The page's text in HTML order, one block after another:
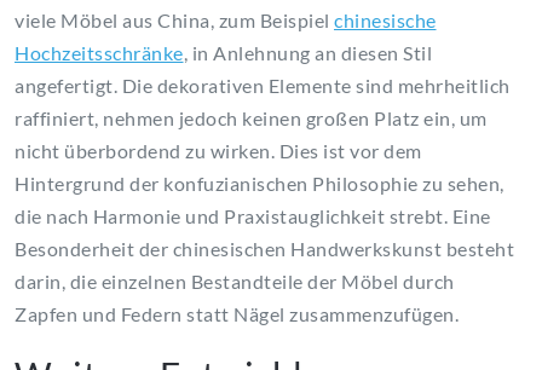
viele Möbel aus China, zum Beispiel chinesische
Hochzeitsschränke, in Anlehnung an diesen Stil
angefertigt. Die dekorativen Elemente sind mehrheitlich
raffiniert, nehmen jedoch keinen großen Platz ein, um
nicht überbordend zu wirken. Dies ist vor dem
Hintergrund der konfuzianischen Philosophie zu sehen,
die nach Harmonie und Praxistauglichkeit strebt. Eine
Besonderheit der chinesischen Handwerkskunst besteht
darin, die einzelnen Bestandteile der Möbel durch
Zapfen und Federn statt Nägel zusammenzufügen.